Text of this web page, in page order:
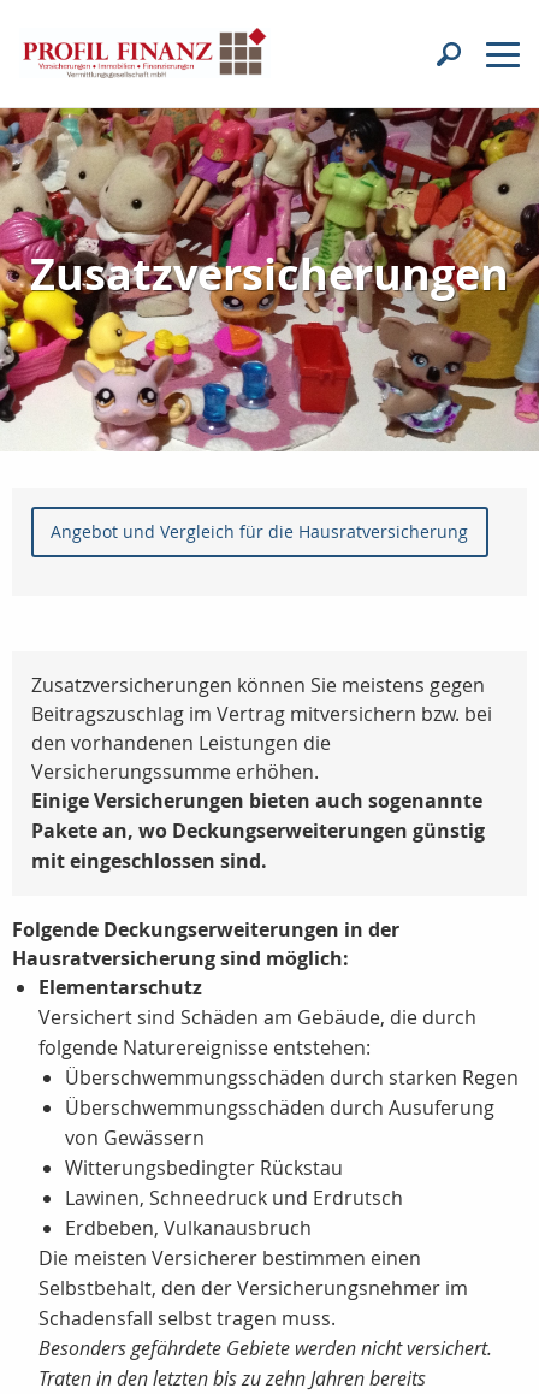
Zusatzversicherungen
Angebot und Vergleich für die Hausratversicherung
Zusatzversicherungen können Sie meistens gegen
Beitragszuschlag im Vertrag mitversichern bzw. bei
den vorhandenen Leistungen die
Versicherungssumme erhöhen.
Einige Versicherungen bieten auch sogenannte
Pakete an, wo Deckungserweiterungen günstig
mit eingeschlossen sind.
Folgende Deckungserweiterungen in der
Hausratversicherung sind möglich:
Elementarschutz
Versichert sind Schäden am Gebäude, die durch
folgende Naturereignisse entstehen:
Überschwemmungsschäden durch starken Regen
Überschwemmungsschäden durch Ausuferung
von Gewässern
Witterungsbedingter Rückstau
Lawinen, Schneedruck und Erdrutsch
Erdbeben, Vulkanausbruch
Die meisten Versicherer bestimmen einen
Selbstbehalt, den der Versicherungsnehmer im
Schadensfall selbst tragen muss.
Besonders gefährdete Gebiete werden nicht versichert.
Traten in den letzten bis zu zehn Jahren bereits